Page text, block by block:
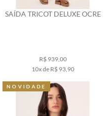
SAÍDA TRICOT DELUXE OCRE
R$ 939,00
10x de R$ 93,90
NOVIDADE